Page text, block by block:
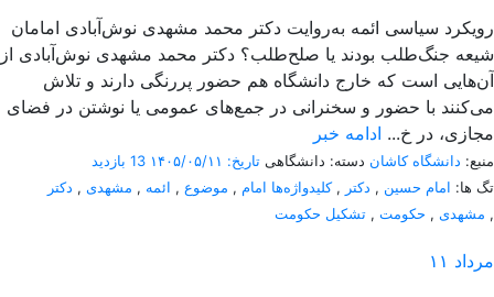
شیعه جنگ‌طلب بودند یا صلح‌طلب؟ دکتر محمد مشهدی نوش‌آبادی از
آن‌هایی است که خارج دانشگاه هم حضور پررنگی دارند و تلاش
می‌کنند با حضور و سخنرانی در جمع‌های عمومی یا نوشتن در فضای
مجازی، در خ... ادامه خبر
منبع: دانشگاه کاشان دسته: دانشگاهی تاریخ: ۱۴۰۵/۰۵/۱۱
13 بازدید
تگ ها: امام حسین , دکتر ,کلیدواژه‌ها امام , موضوع , ائمه , مشهدی , دکتر
مشهدی , حکومت , تشکیل حکومت ,
۱۱ مرداد